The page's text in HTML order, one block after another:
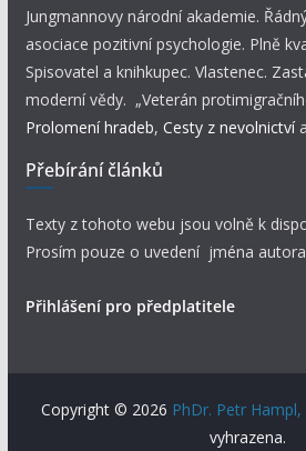
Jungmannovy národní akademie.
asociace pozitivní psychologie. Plně
Spisovatel a knihkupec. Vlastenec.
moderní vědy. „Veterán
Prolomení hradeb, Cesty z nevolnictví
Přebírání článků
Texty z tohoto webu jsou volně k
Prosím pouze o uvedení jména
Přihlášení pro předplatitele
Copyright © 2026 PhDr. Petr Hampl,
vyhrazena.